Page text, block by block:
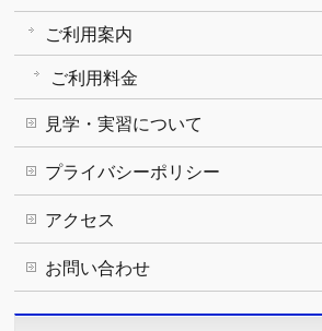
ご利用案内
ご利用料金
見学・実習について
プライバシーポリシー
アクセス
お問い合わせ